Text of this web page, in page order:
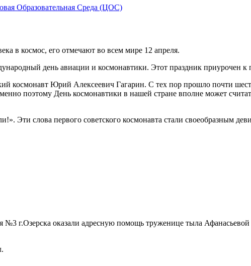
Образовательная Среда (ЦОС)
в космос, его отмечают во всем мире 12 апреля.
день авиации и космонавтики. Этот праздник приурочен к
космонавт Юрий Алексеевич Гагарин. С тех пор прошло почти
поэтому День космонавтики в нашей стране вполне может
Эти слова первого советского космонавта стали своеобразным
№3 г.Озерска оказали адресную помощь труженице тыла